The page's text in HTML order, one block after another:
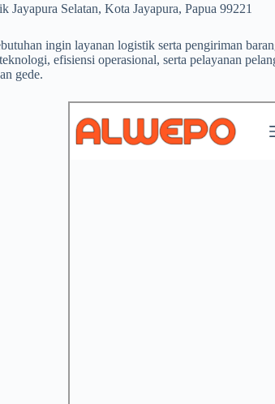
Selatan, Kota Jayapura, Papua 99221
ingin layanan logistik serta pengiriman
efisiensi operasional, serta pelayanan
gede.